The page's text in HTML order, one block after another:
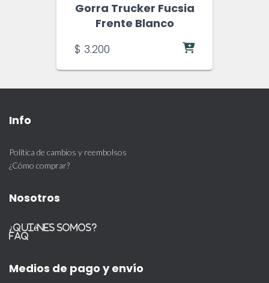
Gorra Trucker Fucsia
Frente Blanco
$ 3.200
Info
Política de cambios y reembolsos
¿Cómo comprar?
Nosotros
¿Quiénes somos?
FAQ
Medios de pago y envío